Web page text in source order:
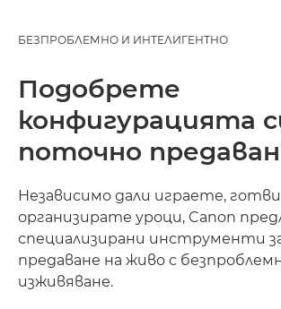
БЕЗПРОБЛЕМНО И ИНТЕЛИГЕНТНО
Подобрете
конфигурацията
поточно
Независимо дали играете,
организирате уроци, Canon
специализирани инструменти
предаване на живо с
изживяване.